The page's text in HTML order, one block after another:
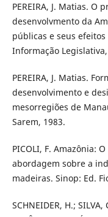
PEREIRA, J. Matias. O
desenvolvmento da
públicas e seus
Informação
PEREIRA, J. Matias.
desenvolvimento e
mesorregiões de
Sarem, 1983.
PICOLI, F. Amazônia:
abordagem sobre a
madeiras. Sinop: Ed.
SCHNEIDER, H.; SILVA,